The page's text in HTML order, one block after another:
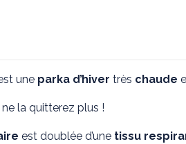
une parka d’hiver très chaude
la quitterez plus !
est doublée d’une tissu